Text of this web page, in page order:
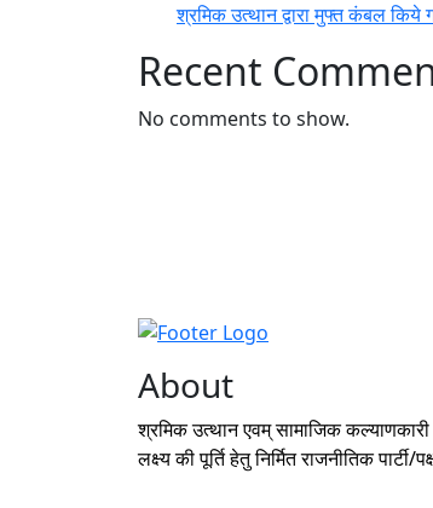
श्रमिक उत्थान द्वारा मुफ्त कंबल किये
Recent
No comments to show.
About
श्रमिक उत्थान एवम् सामाजिक
लक्ष्य की पूर्ति हेतु निर्मित राजनीतिक पार्टी/